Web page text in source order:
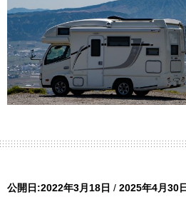
公開日:2022年3月18日 / 2025年4月30